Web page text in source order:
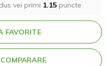
vei primi 1.15 puncte
FAVORITE